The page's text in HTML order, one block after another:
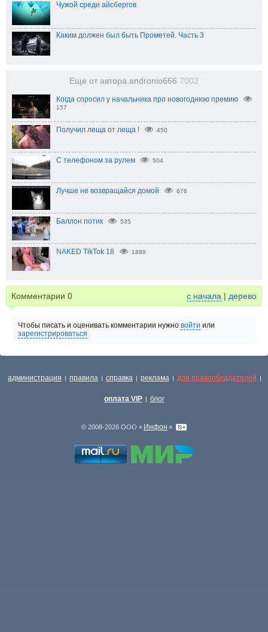
Чужой среди айсбергов
Каким должен был быть Прометей. Часть 3
Еще от автора andronio666 7002
Когда спросил у начальника про новогоднюю премию
157
Получил леща от леща ! 450
С телефоном за рулем 504
Лучше не возвращайся домой 676
Баллон потик 535
NAKED TikTok 18 1888
Комментарии 0 с начала | дерево
Чтобы писать и оценивать комментарии нужно войти или
зарегистрироваться
администрация | правила | справка | реклама | для правообладателей |
оплата VIP | блог
© 2008-2026 ООО « Инфон »